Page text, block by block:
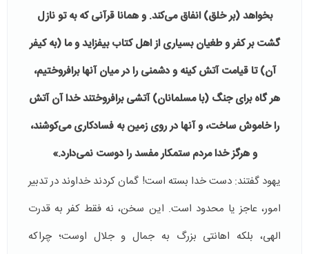
بخواهد (بر خلق) انفاق می‌‌‌کند. و همانا قرآنی که به تو نازل
گشت بر کفر و طغیان بسیاری از اهل کتاب بیفزاید و ما (به کیفر
آن) تا قیامت آتش کینه و دشمنی را در میان آنها برافروختیم،
هر گاه برای جنگ (با مسلمانان) آتشی برافروختند خدا آن آتش
را خاموش ساخت، و آنها در روی زمین به فسادکاری می‌‌‌کوشند،
و هرگز خدا مردم ستمکار مفسد را دوست نمی‌‌‌دارد.»
یهود گفتند: دست خدا بسته است! گمان کردند خداوند در تدبیر
امور، عاجز یا محدود است. این سخن، نه فقط کفر به قدرت
الهی، بلکه اهانتی بزرگ به جمال و جلال اوست؛ چراکه